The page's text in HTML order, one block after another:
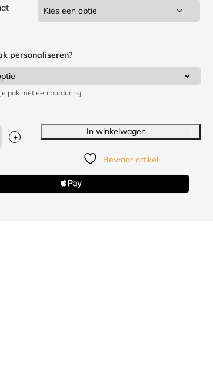
personaliseren?
pak met een borduring
+
In winkelwagen
Bewaar artikel